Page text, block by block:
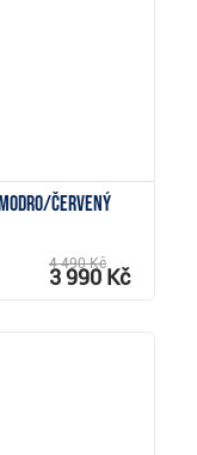
červený
4 490 Kč
3 990 Kč